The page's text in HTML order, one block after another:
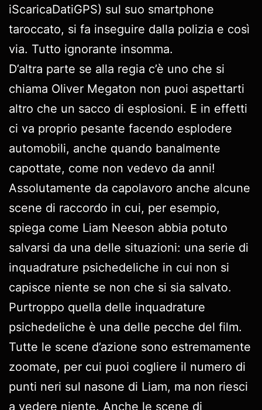
iScaricaDatiGPS) sul suo smartphone
taroccato, si fa inseguire dalla polizia e così
via. Tutto ignorante insomma.
D’altra parte se alla regia c’è uno che si
chiama Oliver Megaton non puoi aspettarti
altro che un sacco di esplosioni. E in effetti
ci va proprio pesante facendo esplodere
automobili, anche quando banalmente
capottate, come non vedevo da anni!
Assolutamente da capolavoro anche alcune
scene di raccordo in cui, per esempio,
spiega come Liam Neeson abbia potuto
salvarsi da una delle situazioni: una serie di
inquadrature psichedeliche in cui non si
capisce niente se non che si sia salvato.
Purtroppo quella delle inquadrature
psichedeliche è una delle pecche del film.
Tutte le scene d’azione sono estremamente
zoomate, per cui puoi cogliere il numero di
punti neri sul nasone di Liam, ma non riesci
a vedere niente. Anche le scene di